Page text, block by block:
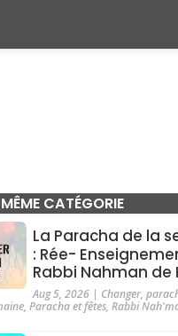
CATÉGORIE
La Paracha de la
: Rée-
Rabbi Nahman de
Aug 5, 2026| Changer,
,Paracha et fêtes,Rabbi